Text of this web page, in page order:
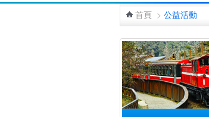
首頁 > 公益活動